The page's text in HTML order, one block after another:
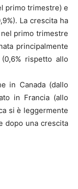
primo trimestre) e
La crescita ha
primo trimestre
principalmente
rispetto allo
in Canada (dallo
in Francia (allo
si è leggermente
dopo una crescita